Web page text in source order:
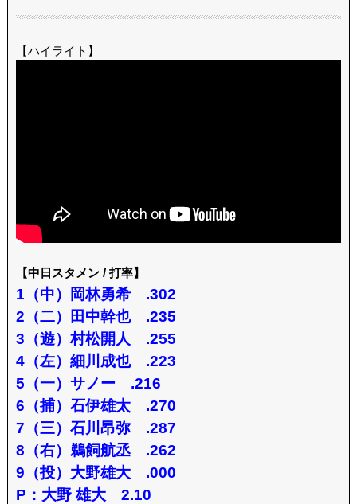
【ハイライト】
【中日スタメン / 打率】
1（中）岡林勇希 .302
2（二）田中幹也 .235
3（遊）村松開人 .255
4（左）細川成也 .223
5（一）サノー .216
6（捕）石伊雄太 .270
7（三）石川昂弥 .287
8（右）鵜飼航丞 .262
9（投）大野雄大 .000
P：大野 雄大 2.10